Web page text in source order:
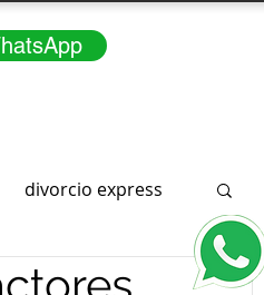
divorcio express